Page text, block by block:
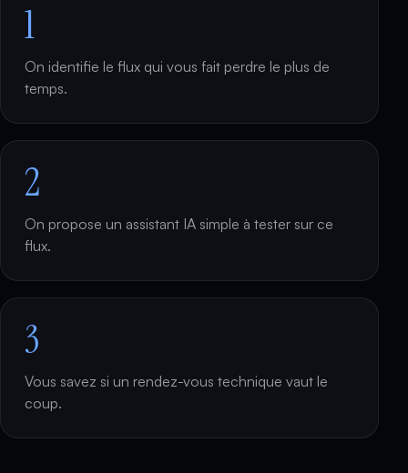
1
On identifie le flux qui vous fait perdre le plus de
temps.
2
On propose un assistant IA simple à tester sur ce
flux.
3
Vous savez si un rendez-vous technique vaut le
coup.